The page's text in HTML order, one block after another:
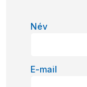
Név
E-mail